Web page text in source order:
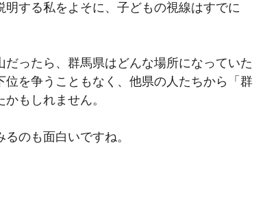
する私をよそに、子どもの視線はすでに
ったら、群馬県はどんな場所になっていた
を争うこともなく、他県の人たちから「群
もしれません。
のも面白いですね。